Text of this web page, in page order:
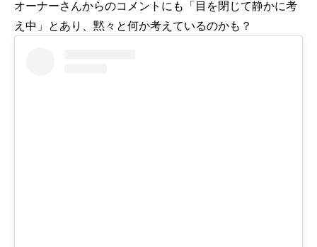
オーナーさんからのコメントにも「目を閉じて静かに考
え中」とあり、黙々と何か考えているのかも？